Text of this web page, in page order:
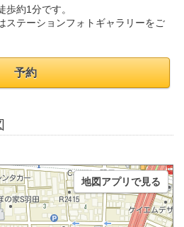
歩約1分です。
テーションフォトギャラリーをご
予約
地図アプリで見る